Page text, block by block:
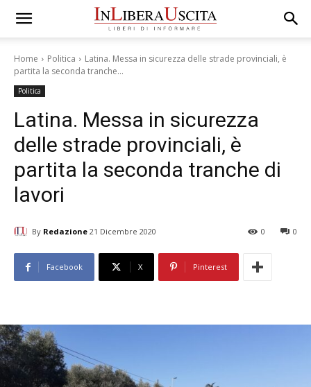
Home Politica
Latina. Messa in sicurezza delle strade provinciali, è
partita la seconda tranche...
Politica
Latina. Messa in sicurezza
delle strade provinciali, è
partita la seconda tranche di
lavori
By Redazione 21 Dicembre 2020 0
0
Facebook X Pinterest